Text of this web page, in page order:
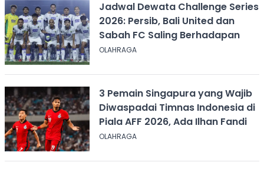
Jadwal Dewata Challenge Series
2026: Persib, Bali United dan
Sabah FC Saling Berhadapan
OLAHRAGA
3 Pemain Singapura yang Wajib
Diwaspadai Timnas Indonesia di
Piala AFF 2026, Ada Ilhan Fandi
OLAHRAGA